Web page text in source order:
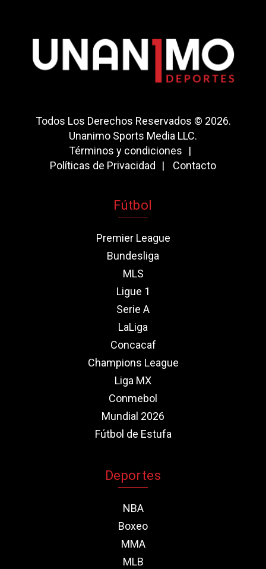
Todos Los Derechos Reservados © 2026.
Unanimo Sports Media LLC.
Términos y condiciones
Políticas de Privacidad
Contacto
Fútbol
Premier League
Bundesliga
MLS
Ligue 1
Serie A
LaLiga
Concacaf
Champions League
Liga MX
Conmebol
Mundial 2026
Fútbol de Estufa
Deportes
NBA
Boxeo
MMA
MLB